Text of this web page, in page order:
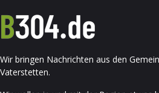
Wir bringen Nachrichten aus den
Vaterstetten.